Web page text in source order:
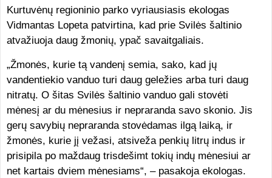
Kurtuvėnų regioninio parko vyriausiasis ekologas
Vidmantas Lopeta patvirtina, kad prie Svilės šaltinio
atvažiuoja daug žmonių, ypač savaitgaliais.
„Žmonės, kurie tą vandenį semia, sako, kad jų
vandentiekio vanduo turi daug geležies arba turi daug
nitratų. O šitas Svilės šaltinio vanduo gali stovėti
mėnesį ar du mėnesius ir nepraranda savo skonio. Jis
gerų savybių nepraranda stovėdamas ilgą laiką, ir
žmonės, kurie jį vežasi, atsiveža penkių litrų indus ir
prisipila po maždaug trisdešimt tokių indų mėnesiui ar
net kartais dviem mėnesiams“, – pasakoja ekologas.